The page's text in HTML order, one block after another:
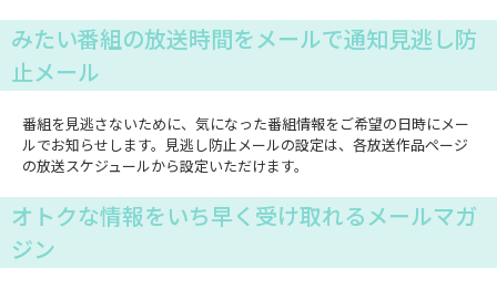
みたい番組の放送時間をメールで通知見逃し防
止メール
番組を見逃さないために、気になった番組情報をご希望の日時にメー
ルでお知らせします。見逃し防止メールの設定は、各放送作品ページ
の放送スケジュールから設定いただけます。
オトクな情報をいち早く受け取れるメールマガ
ジン